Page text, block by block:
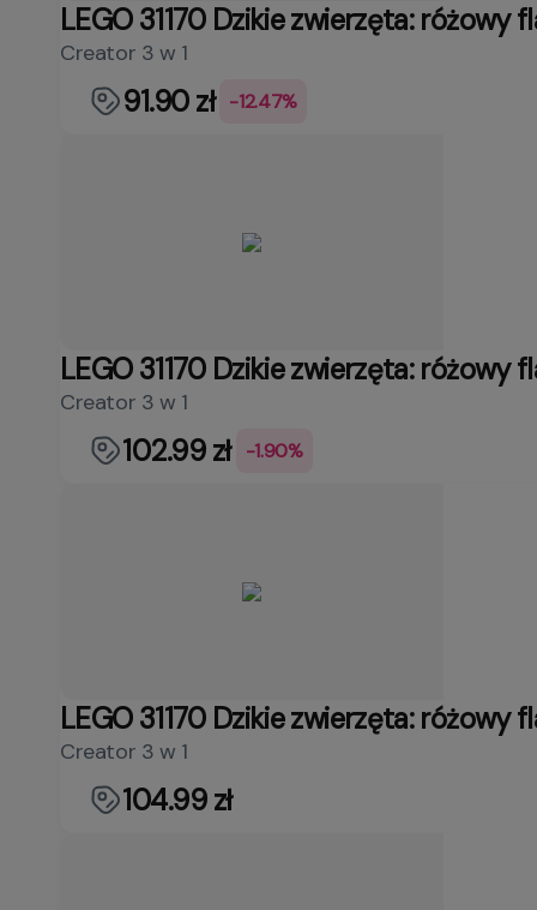
LEGO 31170 Dzikie zwierzęta: różowy
Creator 3 w 1
91.90 zł -12.47%
LEGO 31170 Dzikie zwierzęta: różowy
Creator 3 w 1
102.99 zł -1.90%
LEGO 31170 Dzikie zwierzęta: różowy
Creator 3 w 1
104.99 zł